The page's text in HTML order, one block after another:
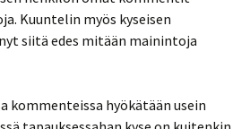
Kuuntelin myös kyseisen
siitä edes mitään mainintoja
kommenteissa hyökätään usein